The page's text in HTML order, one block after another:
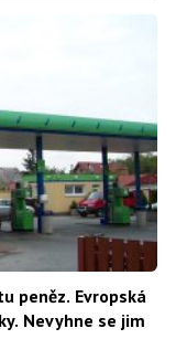
peněz. Evropská
Nevyhne se jim